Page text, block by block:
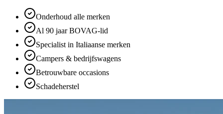
Onderhoud alle merken
Al 90 jaar BOVAG-lid
Specialist in Italiaanse merken
Campers & bedrijfswagens
Betrouwbare occasions
Schadeherstel